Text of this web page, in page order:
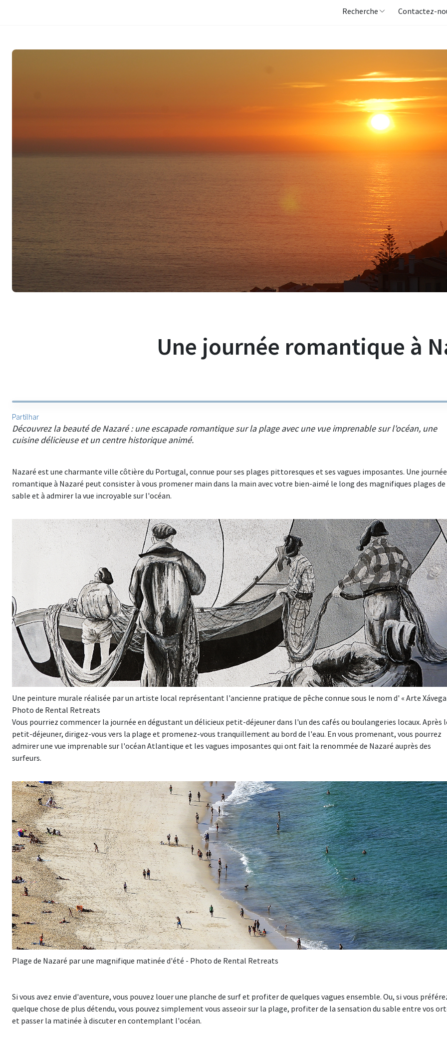
Recherche Contactez-
Une journée romantique à
Partilhar
Découvrez la beauté de Nazaré : une escapade romantique sur la plage avec une vue imprenable sur l'océan, une
cuisine délicieuse et un centre historique animé.
Nazaré est une charmante ville côtière du Portugal, connue pour ses plages pittoresques et ses vagues imposantes. Une journée
romantique à Nazaré peut consister à vous promener main dans la main avec votre bien-aimé le long des magnifiques plages de
sable et à admirer la vue incroyable sur l'océan.
Une peinture murale réalisée par un artiste local représentant l'ancienne pratique de pêche connue sous le nom d' « Arte Xávega
Photo de Rental Retreats
Vous pourriez commencer la journée en dégustant un délicieux petit-déjeuner dans l'un des cafés ou boulangeries locaux. Après
petit-déjeuner, dirigez-vous vers la plage et promenez-vous tranquillement au bord de l'eau. En vous promenant, vous pourrez
admirer une vue imprenable sur l'océan Atlantique et les vagues imposantes qui ont fait la renommée de Nazaré auprès des
surfeurs.
Plage de Nazaré par une magnifique matinée d'été - Photo de Rental Retreats
Si vous avez envie d'aventure, vous pouvez louer une planche de surf et profiter de quelques vagues ensemble. Ou, si vous
quelque chose de plus détendu, vous pouvez simplement vous asseoir sur la plage, profiter de la sensation du sable entre vos
et passer la matinée à discuter en contemplant l'océan.